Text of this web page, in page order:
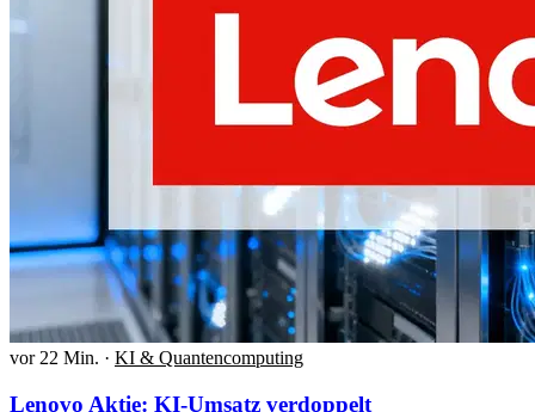
vor 22 Min. · KI & Quantencomputing
Lenovo Aktie: KI-Umsatz verdoppelt